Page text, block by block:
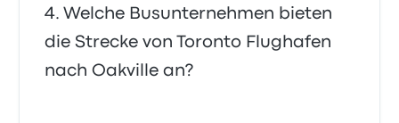
Welche Busunternehmen bieten
die Strecke von Toronto Flughafen
nach Oakville an?